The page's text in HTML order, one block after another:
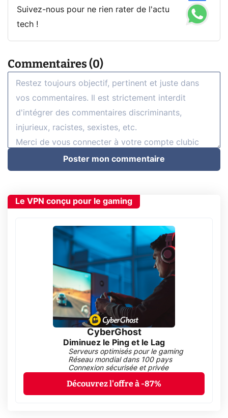
Suivez-nous pour ne rien rater de l'actu
tech !
Commentaires (0)
Poster mon commentaire
Le VPN conçu pour le gaming
CyberGhost
Diminuez le Ping et le Lag
Serveurs optimisés pour le gaming
Réseau mondial dans 100 pays
Connexion sécurisée et privée
Découvrez l'offre à -87%